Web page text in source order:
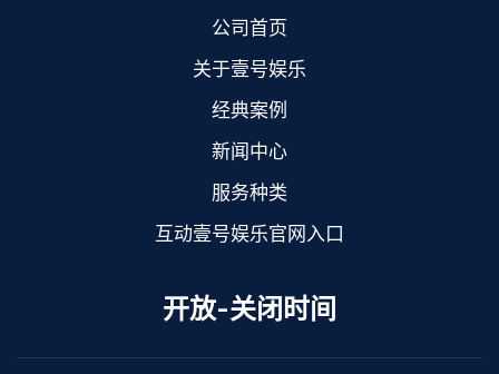
公司首页
关于壹号娱乐
经典案例
新闻中心
服务种类
互动壹号娱乐官网入口
开放-关闭时间